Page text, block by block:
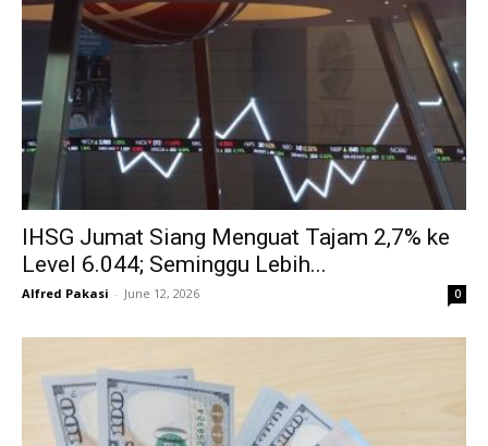
IHSG Jumat Siang Menguat Tajam 2,7% ke
Level 6.044; Seminggu Lebih...
Alfred Pakasi - June 12, 2026 0